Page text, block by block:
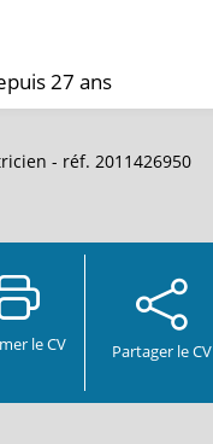
27 ans
- réf. 2011426950
le CV Partager le CV